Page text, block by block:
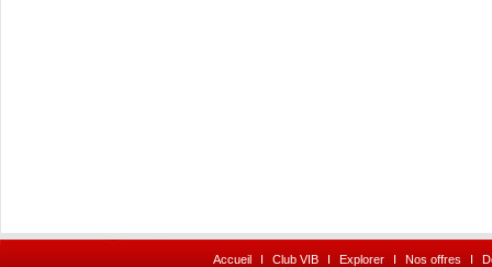
Accueil I Club VIB I Explorer I Nos offres I